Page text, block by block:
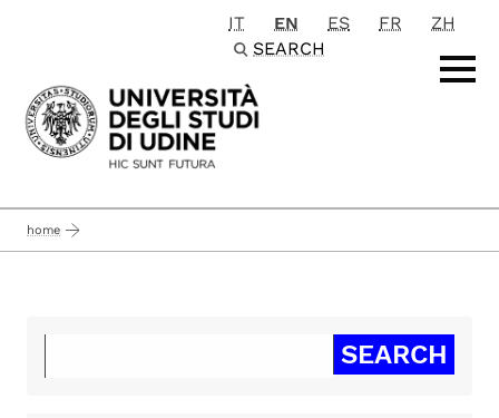
Passa al contenuto principale
IT EN ES FR
ZH
SEARCH
home